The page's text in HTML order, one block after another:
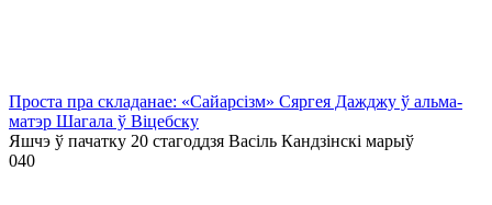
Проста пра складанае: «Сайарсізм» Сяргея Дажджу ў альма-
матэр Шагала ў Віцебску
Яшчэ ў пачатку 20 стагоддзя Васіль Кандзінскі марыў
040